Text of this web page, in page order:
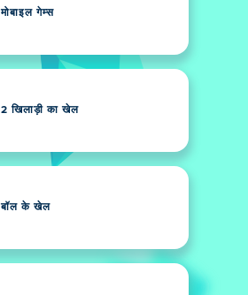
मोबाइल गेम्स
2 खिलाड़ी का खेल
बॉल के खेल